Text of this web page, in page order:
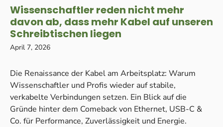
Wissenschaftler reden nicht mehr
davon ab, dass mehr Kabel auf unseren
Schreibtischen liegen
April 7, 2026
Die Renaissance der Kabel am Arbeitsplatz: Warum
Wissenschaftler und Profis wieder auf stabile,
verkabelte Verbindungen setzen. Ein Blick auf die
Gründe hinter dem Comeback von Ethernet, USB-C &
Co. für Performance, Zuverlässigkeit und Energie.